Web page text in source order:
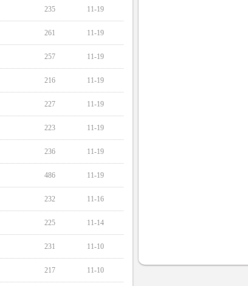
11-19
235
11-19
261
11-19
257
11-19
216
11-19
227
11-19
223
11-19
236
11-19
486
11-16
232
11-14
225
11-10
231
11-10
217